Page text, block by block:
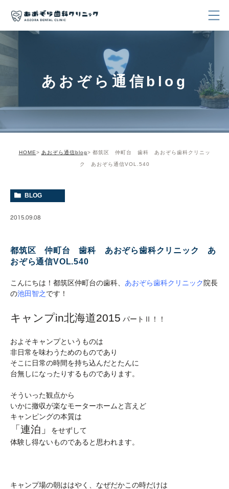
あおぞら通信blog
HOME あおぞら通信blog 都筑区 仲町台 歯科 あおぞら歯科クリニッ
ク あおぞら通信VOL.540
BLOG
2015.09.08
都筑区 仲町台 歯科 あおぞら歯科クリニック あ
おぞら通信VOL.540
こんにちは！都筑区仲町台の歯科、 あおぞら歯科クリニック 院長
の池田智之です！
キャンプin北海道2015 パートⅡ！！
およそキャンプというものは
非日常を味わうためのものであり
そこに日常の時間を持ち込んだとたんに
台無しになったりするものであります。
そういった観点から
いかに撤収が楽なモーターホームと言えど
キャンピングの本質は
「連泊」
をせずして
体験し得ないものであると思われます。
キャンプ場の朝ははやく、なぜだかこの時だけは